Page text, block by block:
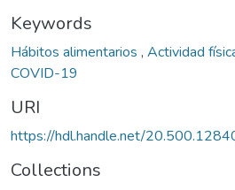
Keywords
Hábitos alimentarios , Actividad
COVID-19
URI
https://hdl.handle.net/
Collections